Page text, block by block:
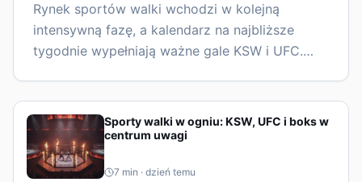
Rynek sportów walki wchodzi w kolejną
intensywną fazę, a kalendarz na najbliższe
tygodnie wypełniają ważne gale KSW i UFC.
w MMA na końcówkę lata.
Sporty walki w ogniu: KSW, UFC i boks w
centrum uwagi
7 min · dzień temu